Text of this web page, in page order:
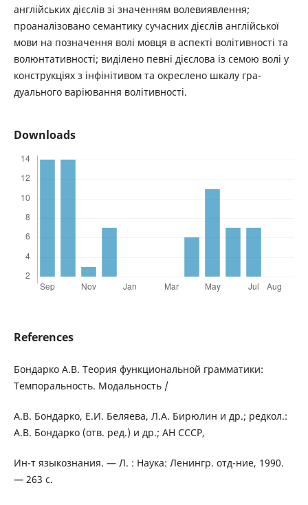
англійських дієслів зі значенням волевиявлення;
проаналізовано семантику сучасних дієслів англійської
мови на позначення волі мовця в аспекті волітивності та
волюнтативності; виділено певні дієслова із семою волі у
конструкціях з інфінітивом та окреслено шкалу гра-
дуального варіювання волітивності.
Downloads
References
Бондарко А.В. Теория функциональной грамматики:
Темпоральность. Модальность /
А.В. Бондарко, Е.И. Беляева, Л.А. Бирюлин и др.; редкол.:
А.В. Бондарко (отв. ред.) и др.; АН СССР,
Ин-т языкознания. — Л. : Наука: Ленингр. отд-ние, 1990.
— 263 с.